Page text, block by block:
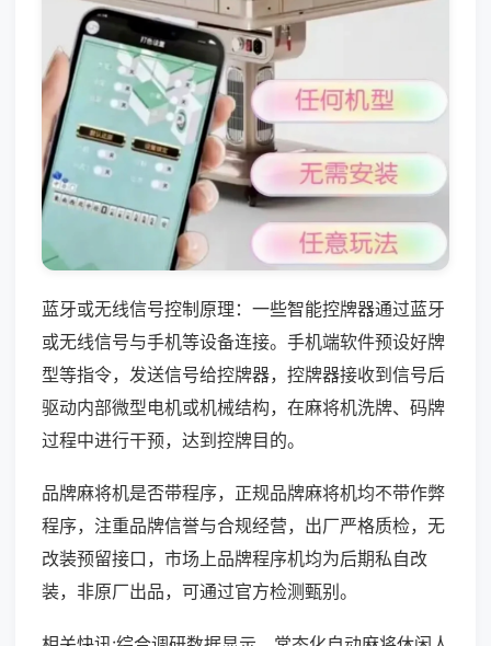
蓝牙或无线信号控制原理：一些智能控牌器通过蓝牙
或无线信号与手机等设备连接。手机端软件预设好牌
型等指令，发送信号给控牌器，控牌器接收到信号后
驱动内部微型电机或机械结构，在麻将机洗牌、码牌
过程中进行干预，达到控牌目的。
品牌麻将机是否带程序，正规品牌麻将机均不带作弊
程序，注重品牌信誉与合规经营，出厂严格质检，无
改装预留接口，市场上品牌程序机均为后期私自改
装，非原厂出品，可通过官方检测甄别。